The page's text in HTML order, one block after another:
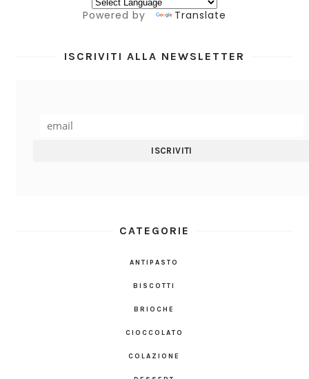
Powered by Translate
ISCRIVITI ALLA NEWSLETTER
CATEGORIE
ANTIPASTO
BISCOTTI
BRIOCHE
CIOCCOLATO
COLAZIONE